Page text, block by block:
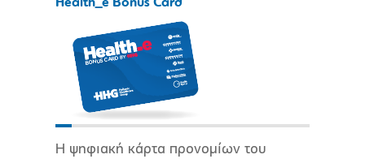
Health_e Bonus Card
Η ψηφιακή κάρτα προνομίων του